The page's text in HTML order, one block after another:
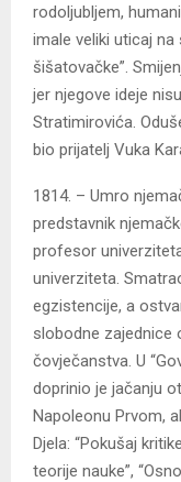
rodoljubljem,
imale veliki uticaj na
šišatovačke”.
jer njegove ideje
Stratimirovića.
bio prijatelj Vuka
1814. – Umro
predstavnik
profesor
univerziteta.
egzistencije, a
slobodne zajednice
čovječanstva. U
doprinio je jačanju
Napoleonu Prvom,
Djela: “Pokušaj
teorije nauke”,